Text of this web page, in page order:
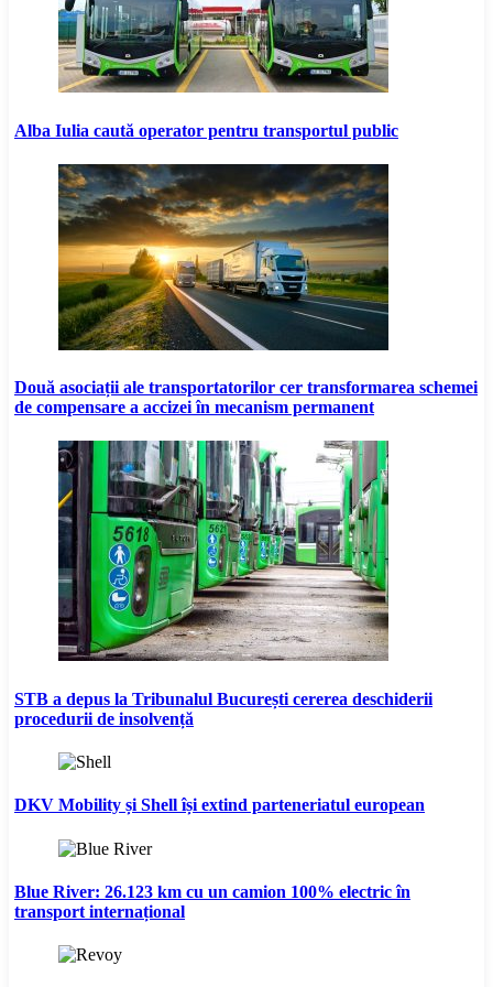
Alba Iulia caută operator pentru transportul public
Două asociații ale transportatorilor cer transformarea schemei
de compensare a accizei în mecanism permanent
STB a depus la Tribunalul București cererea deschiderii
procedurii de insolvență
DKV Mobility și Shell își extind parteneriatul european
Blue River: 26.123 km cu un camion 100% electric în
transport internațional